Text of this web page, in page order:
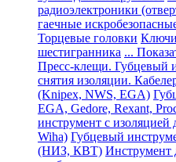
радиоэлектроники
гаечные
Торцевые головки Ключи
шестигранника ...
Пресс-клещи. Губцевый
снятия изоляции.
(Knipex, NWS, EGA)
EGA, Gedore, Rexant,
инструмент с
Wiha) Губцевый
(НИЗ, КВТ) Инструмент